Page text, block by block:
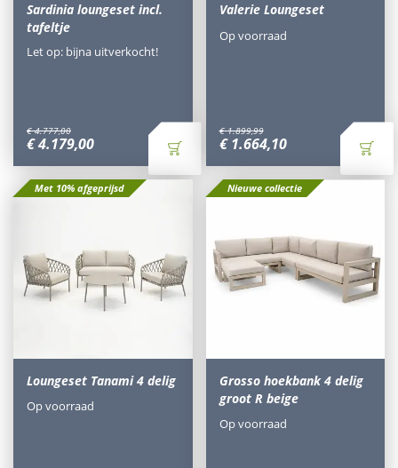
Sardinia loungeset incl.
tafeltje
€ 4.777,00
€4.179,00
Let op: bijna uitverkocht!
Valerie Loungeset
€ 1.899,99
€ 1.664,10
Op voorraad
Met 10% afgeprijsd
Loungeset Tanami 4 delig
Op voorraad
Nieuwe collectie
Grosso hoekbank 4 delig
groot R beige
Op voorraad